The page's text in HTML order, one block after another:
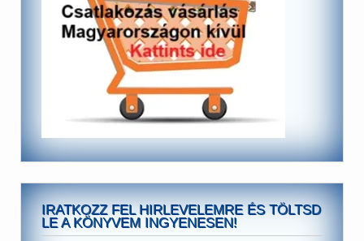
IRATKOZZ FEL HIRLEVELEMRE ÉS TÖLTSD
LE A KÖNYVEM INGYENESEN!